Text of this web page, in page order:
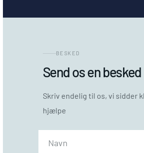
BESKED
Send os en besked
Skriv endelig til os, vi sidder
hjælpe